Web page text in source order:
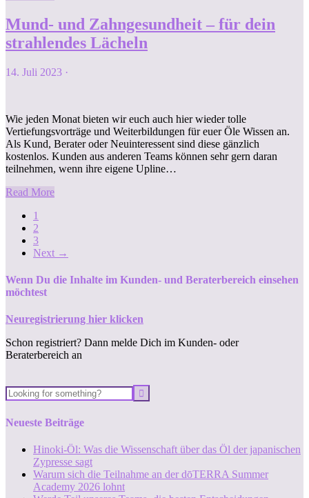
Mund- und Zahngesundheit – für dein
strahlendes Lächeln
14. Juli 2023 ·
Wie jeden Monat bieten wir euch auch hier wieder tolle
Vertiefungsvorträge und Weiterbildungen für euer Öle Wissen an.
Als Kund, Berater oder Neuinteressent sind diese gänzlich
kostenlos. Kunden aus anderen Teams können sehr gern daran
teilnehmen, wenn ihre eigene Upline…
Read More
1
2
3
Next →
Wenn Du die Inhalte im Kunden- und Beraterbereich einsehen
möchtest
Neuregistrierung hier klicken
Schon registriert? Dann melde Dich im Kunden- oder
Beraterbereich an
Neueste Beiträge
Hinoki-Öl: Was die Wissenschaft über das Öl der japanischen
Zypresse sagt
Warum sich die Teilnahme an der dōTERRA Summer
Academy 2026 lohnt